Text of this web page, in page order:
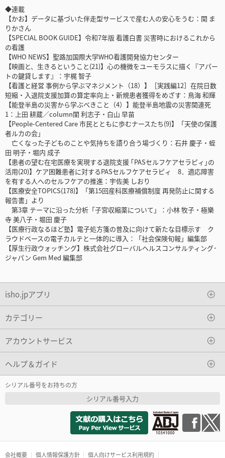
◆連載
【かお】データに基づいた伴走型サービスで産む人の安心をうむ：関 ま
りかさん
【SPECIAL BOOK GUIDE】令和7年版 看護白書 災害時におけるこれから
の看護
【WHO NEWS】聖路加国際大学WHO看護開発協力センター
【映画と、生きるということ(21)】心の機微をユーモラスに描く『アパー
トの鍵貸します』：宇梶 智子
【看護と経営 事例から学ぶマネジメント（18）】［実践編12］在院日数
短縮・入退院支援加算の算定率向上・新規患者獲得をめざす：鳥海 和輝
【能登半島の災害から学ぶべきこと（4）】能登半島地震の災害関連死
1：上田 耕蔵／column閨 利志子・白山 早苗
【People-Centered Care 市民とともに歩むナースたち(9)】「天使の保護
者ルカの会」
亡くなった子どものことや気持ちを語り合う場づくり：石井 慶子・蛭
田 明子・堀内 成子
【患者の望む在宅医療を実現する退院支援 ｢PASセルフケアセラピィ｣の
活用(20)】ケア困難患者に対するPASセルフケアセラピィ 8．適応障害
を有する人へのセルフケアの推進：宇佐美 しおり
【医療安全TOPICS(178)】「第15回産科医療補償制度 再発防止に関する
報告書」より
第3章 テーマに沿った分析「子宮収縮薬について」：小林 牧子・極樂
寺 美八子・堀田 慶子
【医療行政なるほど塾】電子処方箋の普及に向けて新たな目標示す ク
ラウドベースの電子カルテと一体的に導入：「社会保険旬報」編集部
【厚生行政ウォッチング】株式会社グローバルヘルスコンサルティング･
ジャパン Gem Med 編集部
isho.jpアプリ
カテゴリー
アカウントサービス
ヘルプ＆ガイド
シリアル番号をお持ちの方
シリアル番号入力
会社概要 個人情報保護方針 個人向けサービス利用規約